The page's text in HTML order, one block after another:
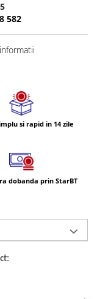
582
si rapid in 14 zile
dobanda prin StarBT